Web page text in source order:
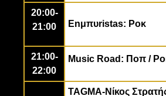
20:00-
21:00
Enμπυristas: Ροκ
21:00-
22:00
Music Road: Ποπ /
TAGMA-Νίκος